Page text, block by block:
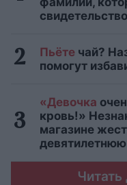
Пьёте чай?
помогут
«Девочка
кровь!»
магазине
Читать